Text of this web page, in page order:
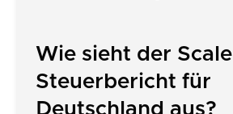
Wie sieht der
Steuerbericht für
Deutschland aus?